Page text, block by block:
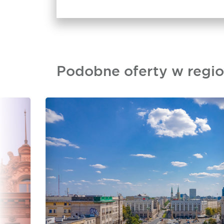
Podobne oferty w